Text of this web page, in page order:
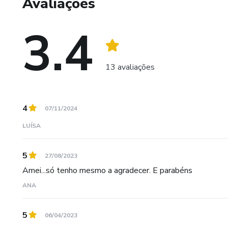
3.4 13 avaliações
4 07/11/2024
LUÍSA
5 27/08/2023
Amei...só tenho mesmo a agradecer. E parabéns
ANA
5 06/04/2023